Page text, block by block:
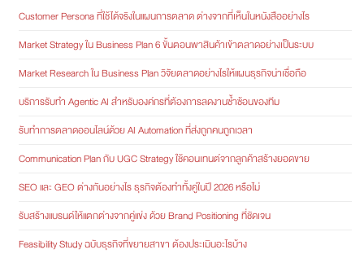
Customer Persona ที่ใช้ได้จริงในแผนการตลาด ต่างจากที่เห็นในหนังสืออย่างไร
Market Strategy ใน Business Plan 6 ขั้นตอนพาสินค้าเข้าตลาดอย่างเป็นระบบ
Market Research ใน Business Plan วิจัยตลาดอย่างไรให้แผนธุรกิจน่าเชื่อถือ
บริการรับทำ Agentic AI สำหรับองค์กรที่ต้องการลดงานซ้ำซ้อนของทีม
รับทำการตลาดออนไลน์ด้วย AI Automation ที่ส่งถูกคนถูกเวลา
Communication Plan กับ UGC Strategy ใช้คอนเทนต์จากลูกค้าสร้างยอดขาย
SEO และ GEO ต่างกันอย่างไร ธุรกิจต้องทำทั้งคู่ในปี 2026 หรือไม่
รับสร้างแบรนด์ให้แตกต่างจากคู่แข่ง ด้วย Brand Positioning ที่ชัดเจน
Feasibility Study ฉบับธุรกิจที่ขยายสาขา ต้องประเมินอะไรบ้าง